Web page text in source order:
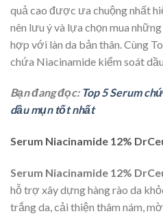
quả cao được ưa chuộng nhất
nên lưu ý và lựa chọn mua
hợp với làn da bản thân. Cùng
chứa Niacinamide kiểm soát
Bạn đang đọc: Top 5 Serum
dầu mụn tốt nhất
Serum Niacinamide 12%
Serum Niacinamide 12%
hỗ trợ xây dựng hàng rào da
trắng da, cải thiện thâm nám,